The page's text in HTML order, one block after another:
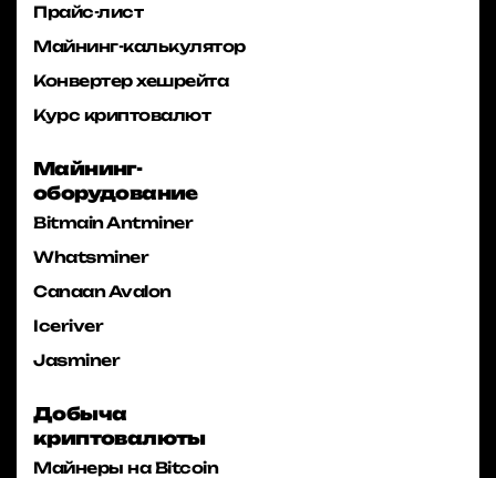
Прайс-лист
Майнинг-калькулятор
Конвертер хешрейта
Курс криптовалют
Майнинг-
оборудование
Bitmain Antminer
Whatsminer
Canaan Avalon
Iceriver
Jasminer
Добыча
криптовалюты
Майнеры на Bitcoin